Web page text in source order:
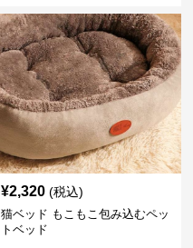
¥2,320 (税込)
猫ベッド もこもこ包み込むペッ
トベッド